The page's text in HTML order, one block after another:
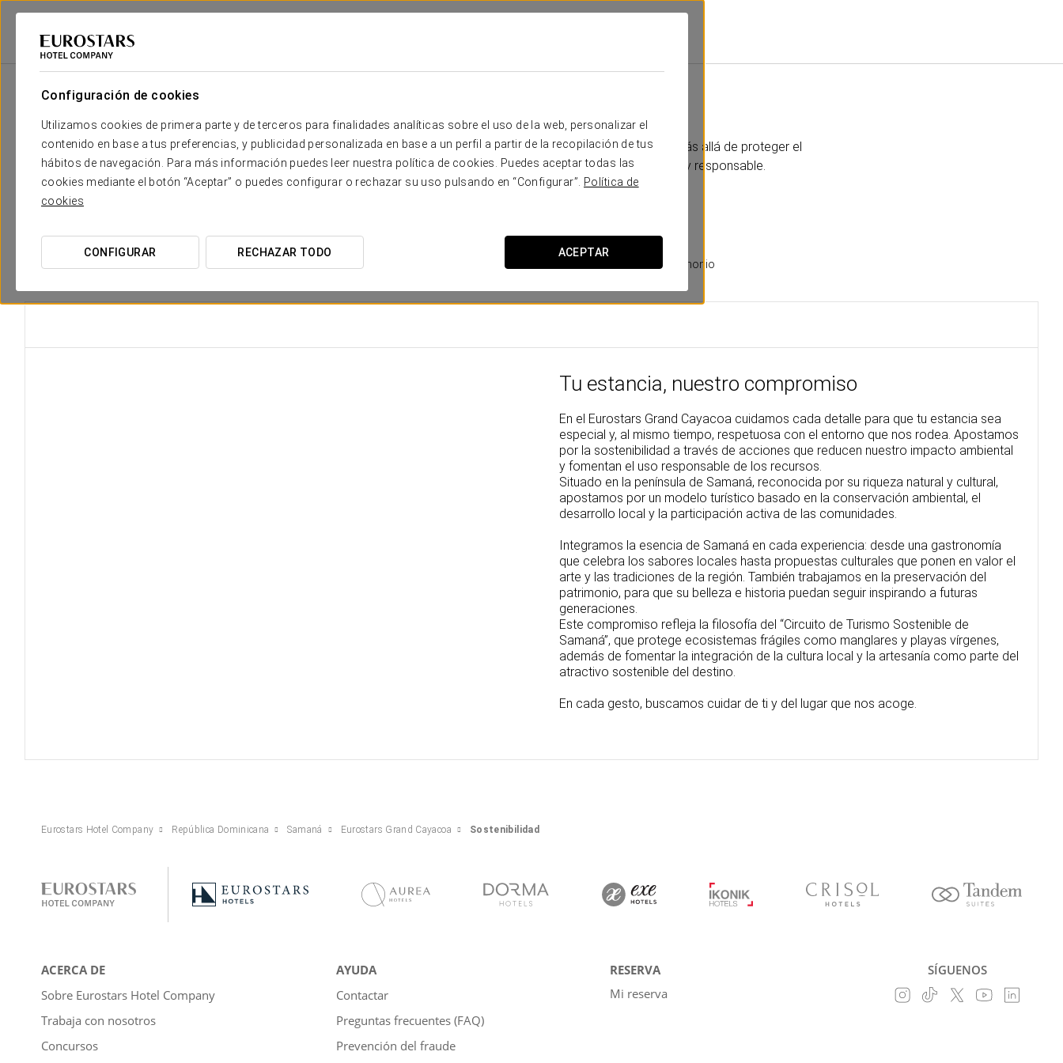
Configuración de cookies
Utilizamos cookies de primera parte y de terceros para finalidades analíticas sobre el uso de la web, personalizar el
contenido en base a tus preferencias, y publicidad personalizada en base a un perfil a partir de la recopilación de tus
hábitos de navegación. Para más información puedes leer nuestra política de cookies. Puedes aceptar todas las
cookies mediante el botón “Aceptar” o puedes configurar o rechazar su uso pulsando en “Configurar”.
Política de
cookies
CONFIGURAR RECHAZAR TODO ACEPTAR
Eurostars Hotel Company
En el Eurostars Grand Cayacoa, nuestro enfoque hacia la sostenibilidad va más allá de proteger el
entorno: buscamos enriquecerlo, promoviendo un turismo consciente y responsable.
Respeto por la fauna Cultura local y patrimonio
Tu estancia, nuestro compromiso
En el Eurostars Grand Cayacoa cuidamos cada detalle para que tu estancia sea
especial y, al mismo tiempo, respetuosa con el entorno que nos rodea. Apostamos
por la sostenibilidad a través de acciones que reducen nuestro impacto ambiental
y fomentan el uso responsable de los recursos.
Situado en la península de Samaná, reconocida por su riqueza natural y cultural,
apostamos por un modelo turístico basado en la conservación ambiental, el
desarrollo local y la participación activa de las comunidades.
Integramos la esencia de Samaná en cada experiencia: desde una gastronomía
que celebra los sabores locales hasta propuestas culturales que ponen en valor el
arte y las tradiciones de la región. También trabajamos en la preservación del
patrimonio, para que su belleza e historia puedan seguir inspirando a futuras
generaciones.
Este compromiso refleja la filosofía del “Circuito de Turismo Sostenible de
Samaná”, que protege ecosistemas frágiles como manglares y playas vírgenes,
además de fomentar la integración de la cultura local y la artesanía como parte del
atractivo sostenible del destino.
En cada gesto, buscamos cuidar de ti y del lugar que nos acoge.
Eurostars Hotel Company República Dominicana Samaná Eurostars Grand Cayacoa Sostenibilidad
ACERCA DE
Sobre Eurostars Hotel Company
Trabaja con nosotros
Concursos
AYUDA
Contactar
Preguntas frecuentes (FAQ)
Prevención del fraude
RESERVA
Mi reserva
SÍGUENOS